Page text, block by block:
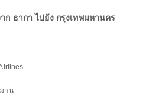
ธากา ไปยัง กรุงเทพมหานคร
าน